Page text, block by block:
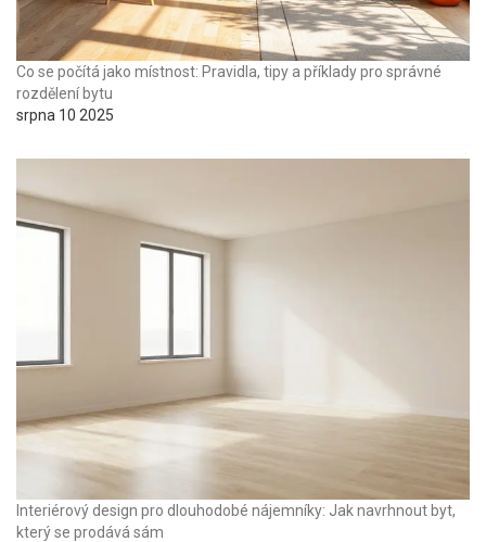
Co se počítá jako místnost: Pravidla, tipy a příklady pro správné
rozdělení bytu
srpna 10 2025
Interiérový design pro dlouhodobé nájemníky: Jak navrhnout byt,
který se prodává sám